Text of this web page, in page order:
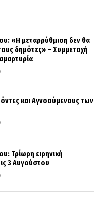
«Η μεταρρύθμιση δεν θα
δημότες» – Συμμετοχή
και Αγνοούμενους των
Τρίωρη ειρηνική
3 Αυγούστου